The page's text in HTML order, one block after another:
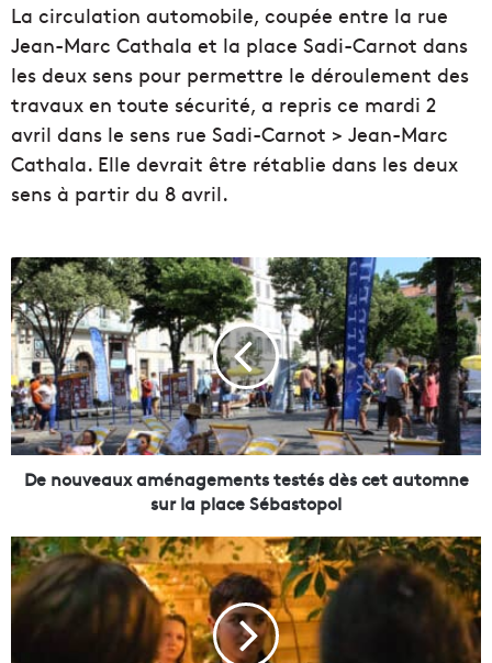
La circulation automobile, coupée entre la rue
Jean-Marc Cathala et la place Sadi-Carnot dans
les deux sens pour permettre le déroulement des
travaux en toute sécurité, a repris ce mardi 2
avril dans le sens rue Sadi-Carnot > Jean-Marc
Cathala. Elle devrait être rétablie dans les deux
sens à partir du 8 avril.
D
e
n
o
u
v
e
a
u
é
n
a
g
De nouveaux aménagements testés dès cet automne
sur la place Sébastopol
L
a
s
o